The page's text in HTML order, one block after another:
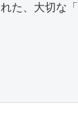
た、大切な